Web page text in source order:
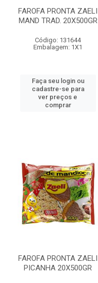
FAROFA PRONTA ZAELI
MAND TRAD. 20X500GR
Código: 131644
Embalagem: 1X1
Faça seu login ou
cadastre-se para
ver preços e
comprar
FAROFA PRONTA ZAELI
PICANHA 20X500GR